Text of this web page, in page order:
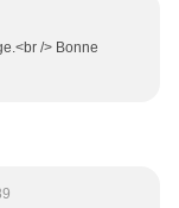
/> Bonne